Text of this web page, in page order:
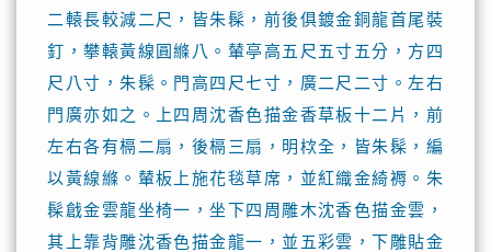
二轅長較減二尺，皆朱髹，前後俱鍍金銅龍首尾裝
釘，攀轅黃線圓縧八。輦亭高五尺五寸五分，方四
尺八寸，朱髹。門高四尺七寸，廣二尺二寸。左右
門廣亦如之。上四周沈香色描金香草板十二片，前
左右各有槅二扇，後槅三扇，明栨全，皆朱髹，編
以黃線縧。輦板上施花毯草席，並紅織金綺褥。朱
髹戧金雲龍坐椅一，坐下四周雕木沈香色描金雲，
其上靠背雕沈香色描金龍一，並五彩雲，下雕貼金